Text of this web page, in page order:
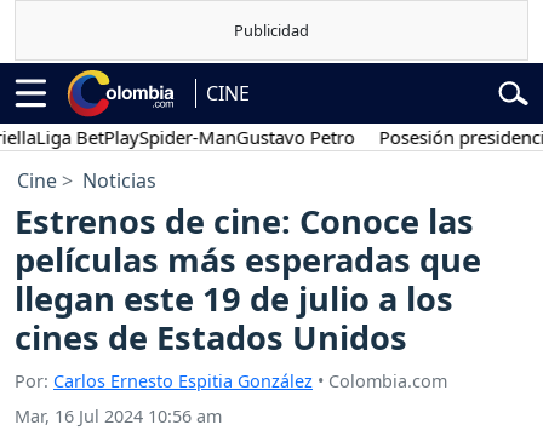
CINE
BetPlaySpider-ManGustavo Petro Posesión presidencial
Cine Noticias
Estrenos de cine: Conoce las
películas más esperadas que
llegan este 19 de julio a los
cines de Estados Unidos
Por: Carlos Ernesto Espitia González • Colombia.com
Mar, 16 Jul 2024 10:56 am